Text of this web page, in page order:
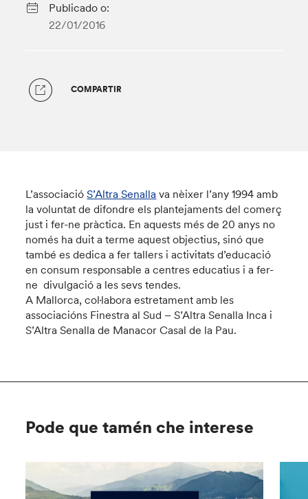
Publicado o:
22/01/2016
COMPARTIR
L’associacióS’Altra Senalla va nèixer l’any 1994 amb
la voluntat de difondre els plantejaments del comerç
just i fer-ne pràctica. En aquests més de 20 anys no
només ha duit a terme aquest objectius, sinó que
també es dedica a fer tallers i activitats d’educació
en consum responsable a centres educatius i a fer-
ne divulgació a les sevs tendes.
A Mallorca, col·labora estretament amb les
associacións Finestra al Sud – S’Altra Senalla Inca i
S’Altra Senalla de Manacor Casal de la Pau.
Pode que tamén che interese